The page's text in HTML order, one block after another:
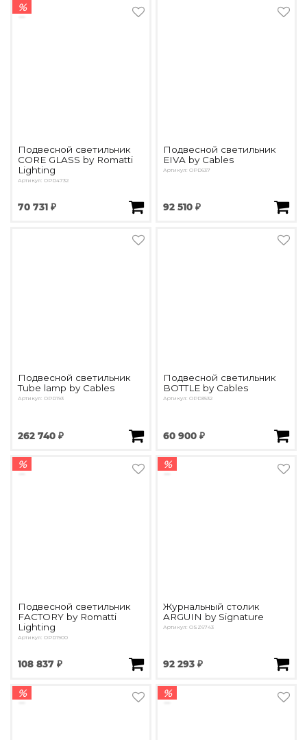
%
Подвесной светильник
CORE GLASS by Romatti
Lighting
Артикул: OPD4732
70 731 ₽
Подвесной светильник
EIVA by Cables
Артикул: OPD637
92 510 ₽
Подвесной светильник
Tube lamp by Cables
Артикул: OPD193
262 740 ₽
Подвесной светильник
BOTTLE by Cables
Артикул: OPD3532
60 900 ₽
%
Подвесной светильник
FACTORY by Romatti
Lighting
Артикул: OPD1900
108 837 ₽
%
Журнальный столик
ARGUIN by Signature
Артикул: OSZ6743
92 293 ₽
% %